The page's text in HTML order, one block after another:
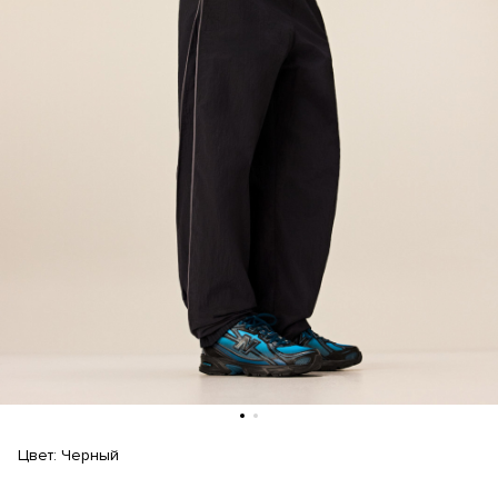
Цвет: Черный